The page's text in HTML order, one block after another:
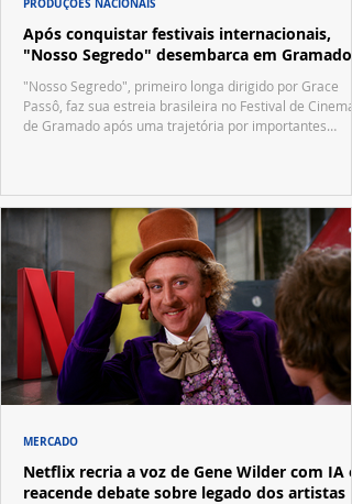
Após conquistar festivais internacionais,
"Nosso Segredo" desembarca em Gramado
"Nosso Segredo", primeiro longa dirigido por Grace
Passô, faz sua estreia brasileira no Festival de Cinema
de Gramado após uma trajetória por importantes
Netflix recria a voz de Gene Wilder com IA e
reacende debate sobre legado dos artistas
MERCADO